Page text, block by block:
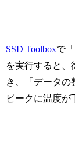
SSD Toolboxで
を実行すると、
き、「データの
ピークに温度が